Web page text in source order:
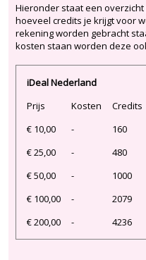
Hieronder staat een
hoeveel credits je krijgt voor
rekening worden gebracht
kosten staan worden deze
iDeal Nederland
Prijs
Kosten
Credits
€ 10,00
-
160
€ 25,00
-
480
€ 50,00
-
1000
€ 100,00
-
2079
€ 200,00
- 4236